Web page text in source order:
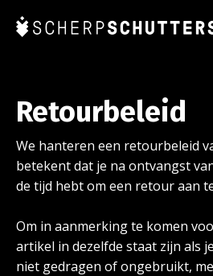
Retourbeleid
We hanteren een retourbeleid
betekent dat je na ontvangst
de tijd hebt om een retour aan
Om in aanmerking te komen
artikel in dezelfde staat zijn als
niet gedragen of ongebruikt,